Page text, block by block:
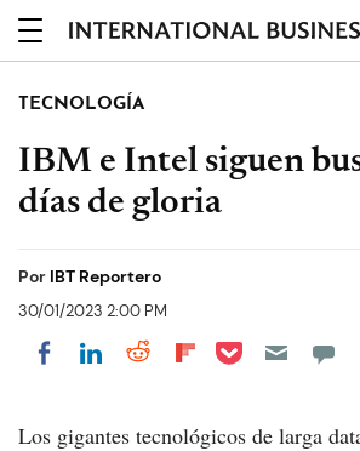
TECNOLOGÍA
IBM e Intel siguen
días de gloria
Por IBT Reportero
30/01/2023 2:00 PM
Share on Facebook
Share on LinkedIn
Share on Reddit
Share on
Share on Pocket
Los gigantes tecnológicos de larga